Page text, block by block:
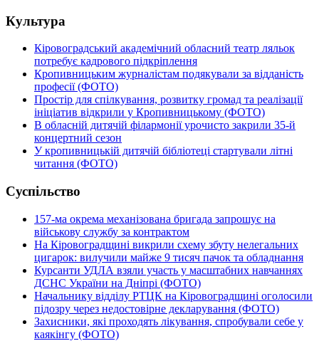
Культура
Кіровоградський академічний обласний театр ляльок
потребує кадрового підкріплення
Кропивницьким журналістам подякували за відданість
професії (ФОТО)
Простір для спілкування, розвитку громад та реалізації
ініціатив відкрили у Кропивницькому (ФОТО)
В обласній дитячій філармонії урочисто закрили 35-й
концертний сезон
У кропивницькій дитячій бібліотеці стартували літні
читання (ФОТО)
Суспільство
157-ма окрема механізована бригада запрошує на
військову службу за контрактом
На Кіровоградщині викрили схему збуту нелегальних
цигарок: вилучили майже 9 тисяч пачок та обладнання
Курсанти УДЛА взяли участь у масштабних навчаннях
ДСНС України на Дніпрі (ФОТО)
Начальнику відділу РТЦК на Кіровоградщині оголосили
підозру через недостовірне декларування (ФОТО)
Захисники, які проходять лікування, спробували себе у
каякінгу (ФОТО)